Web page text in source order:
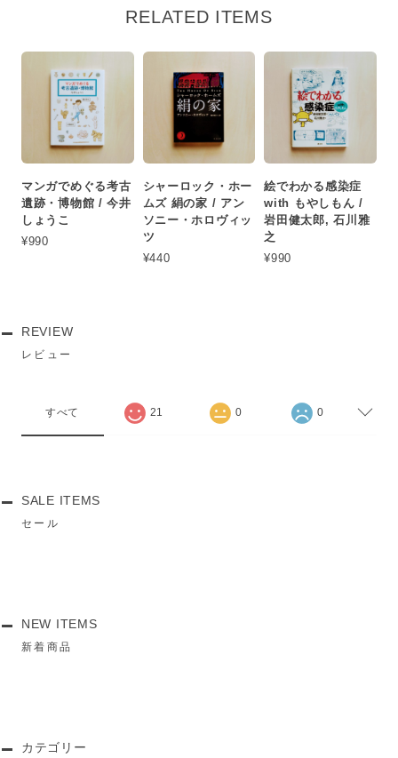
RELATED ITEMS
マンガでめぐる考古
遺跡・博物館 / 今井
しょうこ
¥990
シャーロック・ホー
ムズ 絹の家 / アン
ソニー・ホロヴィッ
ツ
¥440
絵でわかる感染症
with もやしもん /
岩田健太郎, 石川雅
之
¥990
REVIEW
レビュー
すべて 21 0 0
SALE ITEMS
セール
NEW ITEMS
新着商品
カテゴリー